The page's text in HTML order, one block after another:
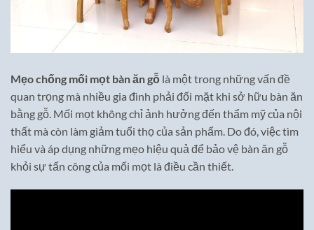
Mẹo chống mối mọt bàn ăn gỗ là một trong những vấn đề
quan trọng mà nhiều gia đình phải đối mặt khi sở hữu bàn ăn
bằng gỗ. Mối mọt không chỉ ảnh hưởng đến thẩm mỹ của nội
thất mà còn làm giảm tuổi thọ của sản phẩm. Do đó, việc tìm
hiểu và áp dụng những mẹo hiệu quả để bảo vệ bàn ăn gỗ
khỏi sự tấn công của mối mọt là điều cần thiết.